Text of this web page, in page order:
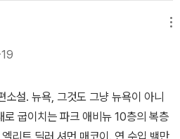
설. 뉴욕, 그것도 그냥 뉴욕이 아니
굽이치는 파크 애비뉴 10층의 복층